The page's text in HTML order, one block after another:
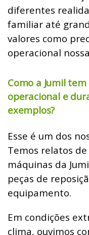
diferentes
familiar até
valores como
operacional
Como a Jumil
operacional e
exemplos?
Esse é um dos
Temos relatos
máquinas da
peças de
equipamento.
Em condições
clima, ouvimos